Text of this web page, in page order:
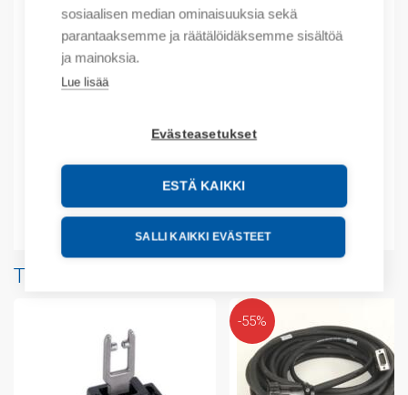
sosiaalisen median ominaisuuksia sekä
parantaaksemme ja räätälöidäksemme sisältöä
ja mainoksia.
Lue lisää
Evästeasetukset
ESTÄ KAIKKI
SALLI KAIKKI EVÄSTEET
Tilauskoodi: 440RB23211
Product order number: 440RB23211
Valmistajan tuotenumero: 440R-B23211
Tuotteen tullikoodi: 8536490099
Lisätiedot
Liitteet
Tuotteita samalta valmistajalta
-55%